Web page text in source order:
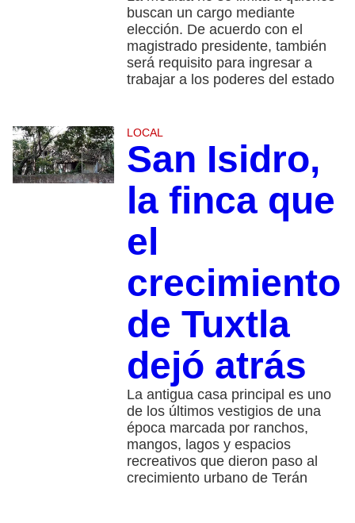
buscan un cargo mediante
elección. De acuerdo con el
magistrado presidente, también
será requisito para ingresar a
trabajar a los poderes del estado
LOCAL
San Isidro,
la finca que
el
crecimiento
de Tuxtla
dejó atrás
La antigua casa principal es uno
de los últimos vestigios de una
época marcada por ranchos,
mangos, lagos y espacios
recreativos que dieron paso al
crecimiento urbano de Terán